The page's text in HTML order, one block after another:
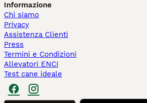
Informazione
Chi siamo
Privacy
Assistenza Clienti
Press
Termini e Condizioni
Allevatori ENCI
Test cane ideale